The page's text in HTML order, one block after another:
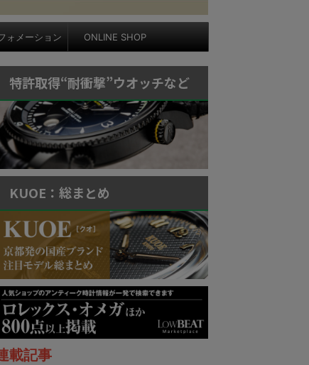
ォメーション ONLINE SHOP
特許取得“耐衝撃”ウオッチなど
KUOE：総まとめ
載記事